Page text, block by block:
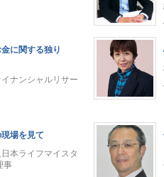
に関する独り
ナンシャルリサー
場を見て
本ライフマイスタ
事